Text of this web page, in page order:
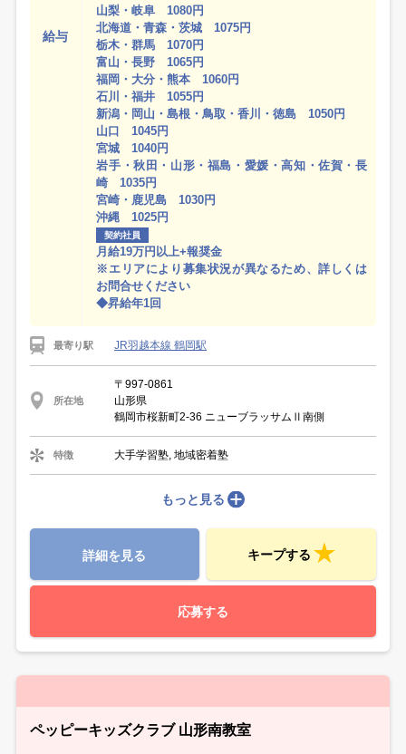
給与
山梨・岐阜 1080円
北海道・青森・茨城 1075円
栃木・群馬 1070円
富山・長野 1065円
福岡・大分・熊本 1060円
石川・福井 1055円
新潟・岡山・島根・鳥取・香川・徳島 1050円
山口 1045円
宮城 1040円
岩手・秋田・山形・福島・愛媛・高知・佐賀・長
崎 1035円
宮崎・鹿児島 1030円
沖縄 1025円
契約社員
月給19万円以上+報奨金
※エリアにより募集状況が異なるため、詳しくは
お問合せください
◆昇給年1回
最寄り駅 JR羽越本線 鶴岡駅
所在地
〒997-0861
山形県
鶴岡市桜新町2-36 ニューブラッサムⅡ南側
特徴 大手学習塾, 地域密着塾
もっと見る
詳細を見る キープする
応募する
ペッピーキッズクラブ 山形南教室